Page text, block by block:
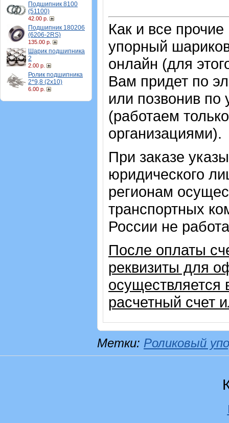
Подшипник 8100
(51100)
42.00 р.
Подшипник 180206
(6206-2RS)
135.00 р.
Шарик подшипника
2
2.00 р.
Ролик подшипника
2*9,8 (2х10)
6.00 р.
Как и все
упорный
онлайн (для
Вам придет по
или позвонив
(работаем
организациями).
При заказе
юридического
регионам
транспортных
России не
После оплаты
реквизиты для
осуществляется
расчетный счет
Метки: Роликовый